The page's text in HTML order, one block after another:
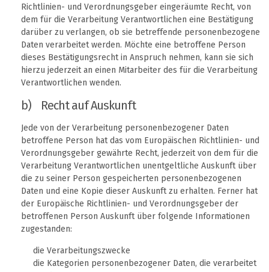
Richtlinien- und Verordnungsgeber eingeräumte Recht, von
dem für die Verarbeitung Verantwortlichen eine Bestätigung
darüber zu verlangen, ob sie betreffende personenbezogene
Daten verarbeitet werden. Möchte eine betroffene Person
dieses Bestätigungsrecht in Anspruch nehmen, kann sie sich
hierzu jederzeit an einen Mitarbeiter des für die Verarbeitung
Verantwortlichen wenden.
b) Recht auf Auskunft
Jede von der Verarbeitung personenbezogener Daten
betroffene Person hat das vom Europäischen Richtlinien- und
Verordnungsgeber gewährte Recht, jederzeit von dem für die
Verarbeitung Verantwortlichen unentgeltliche Auskunft über
die zu seiner Person gespeicherten personenbezogenen
Daten und eine Kopie dieser Auskunft zu erhalten. Ferner hat
der Europäische Richtlinien- und Verordnungsgeber der
betroffenen Person Auskunft über folgende Informationen
zugestanden:
die Verarbeitungszwecke
die Kategorien personenbezogener Daten, die verarbeitet